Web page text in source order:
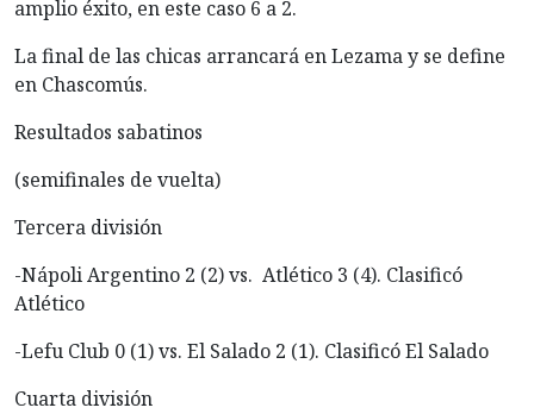
amplio éxito, en este caso 6 a 2.
La final de las chicas arrancará en Lezama y se define
en Chascomús.
Resultados sabatinos
(semifinales de vuelta)
Tercera división
-Nápoli Argentino 2 (2) vs. Atlético 3 (4). Clasificó
Atlético
-Lefu Club 0 (1) vs. El Salado 2 (1). Clasificó El Salado
Cuarta división